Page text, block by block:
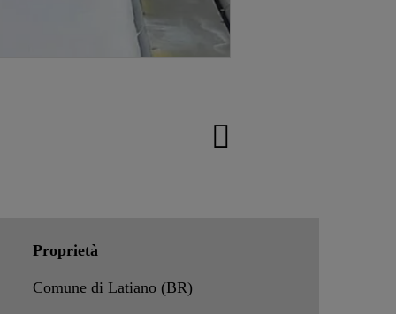
Proprietà
Comune di Latiano (BR)